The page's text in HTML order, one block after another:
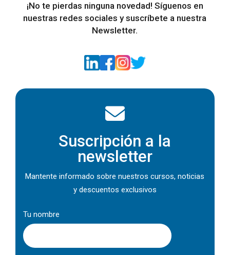
¡No te pierdas ninguna novedad! Síguenos en
nuestras redes sociales y suscríbete a nuestra
Newsletter.
Suscripción a la
newsletter
Mantente informado sobre nuestros cursos, noticias
y descuentos exclusivos
Tu nombre